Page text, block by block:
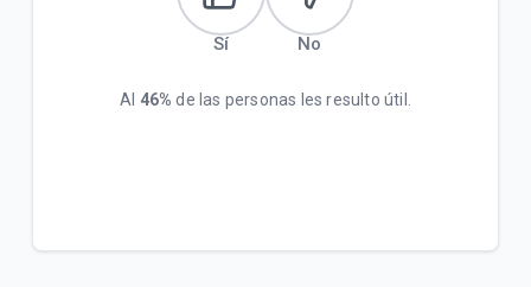
Sí No
Al 46% de las personas les resulto útil.